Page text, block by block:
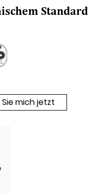
Standard
mich jetzt